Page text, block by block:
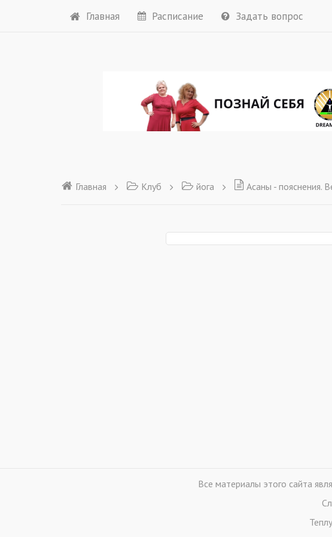
Главная Расписание Задать вопрос
Главная Клуб йога Асаны - пояснения.
Все материалы этого сайта